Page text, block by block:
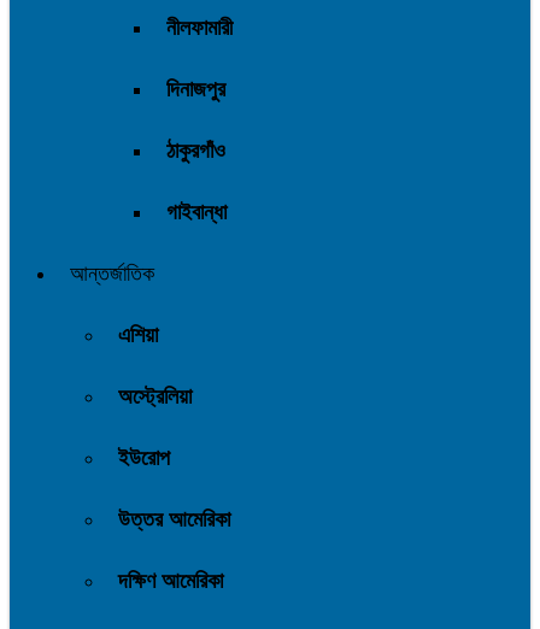
নীলফামারী
দিনাজপুর
ঠাকুরগাঁও
গাইবান্ধা
আন্তর্জাতিক
এশিয়া
অস্ট্রেলিয়া
ইউরোপ
উত্তর আমেরিকা
দক্ষিণ আমেরিকা